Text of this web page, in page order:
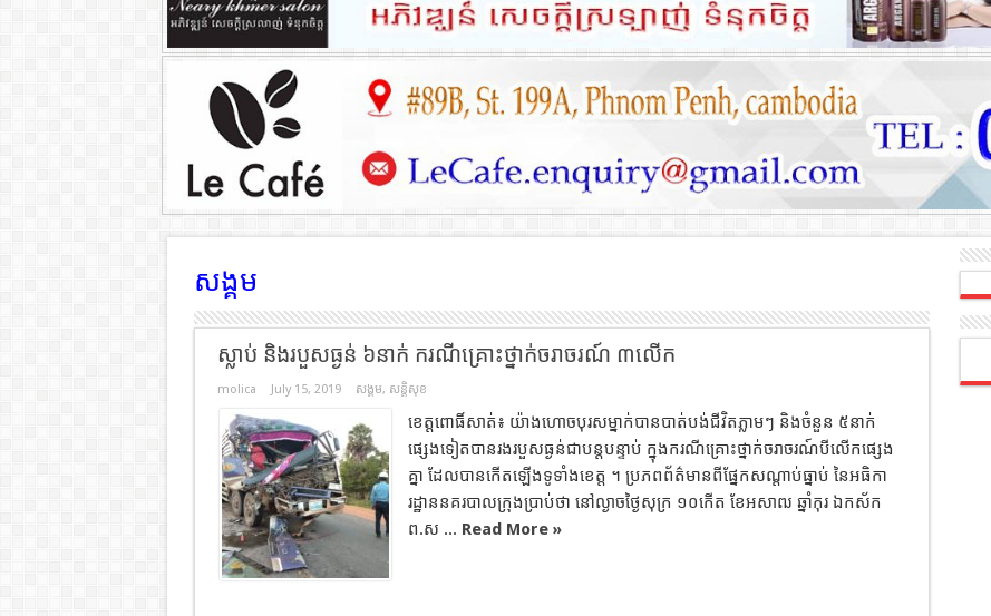
សង្គម
ស្លាប់ និងរបួសធ្ងន់ ៦នាក់ ករណីគ្រោះថ្នាក់ចរាចរណ៍ ៣លើក
molica July 15, 2019 សង្គម, សន្តិសុខ
ខេត្តពោធិ៍សាត់៖ យ៉ាងហោចបុរសម្នាក់បានបាត់បង់ជីវិតភ្លាមៗ និងចំនួន ៥នាក់
ផ្សេងទៀតបានរងរបួសធ្ងន់ជាបន្តបន្ទាប់ ក្នុងករណីគ្រោះថ្នាក់ចរាចរណ៍បីលើកផ្សេង
គ្នា ដែលបានកើតឡើងទូទាំងខេត្ត ។ ប្រភពព័ត៌មានពីផ្នែកសណ្ដាប់ធ្នាប់ នៃអធិកា
រដ្ឋាននគរបាលក្រុងប្រាប់ថា នៅល្ងាចថ្ងៃសុក្រ ១០កើត ខែអសាឍ ឆ្នាំកុរ ឯកស័ក
ព.ស ... Read More »